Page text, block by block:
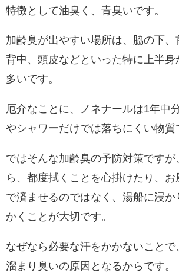
特徴として油臭く、青臭いです。
加齢臭が出やすい場所は、脇の下、
背中、頭皮などといった特に上半
多いです。
厄介なことに、ノネナールは1年中
やシャワーだけでは落ちにくい物質
ではそんな加齢臭の予防対策ですが
ら、都度拭くことを心掛けたり、
で済ませるのではなく、湯船に浸か
かくことが大切です。
なぜなら必要な汗をかかないことで
溜まり臭いの原因となるからです。